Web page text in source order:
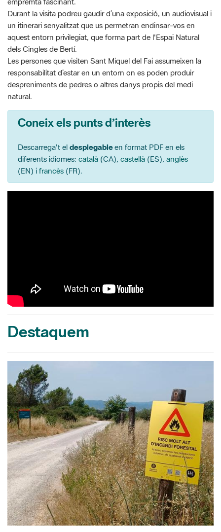
Durant la visita podreu gaudir d’una exposició, un audiovisual i
un itinerari senyalitzat que us permetran endinsar-vos en
aquest entorn privilegiat, que forma part de l'Espai Natural
dels Cingles de Bertí.
Les persones que visiten Sant Miquel del Fai assumeixen la
responsabilitat d’estar en un entorn on es poden produir
despreniments de pedres o altres danys propis del medi
natural.
Coneix els punts d’interès
Descarrega't el desplegableen format PDF en els
diferents idiomes: català (CA), castellà (ES), anglès
(EN) i francès (FR).
Destaquem